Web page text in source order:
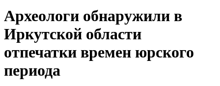
Археологи обнаружили в
Иркутской области
отпечатки времен юрского
периода